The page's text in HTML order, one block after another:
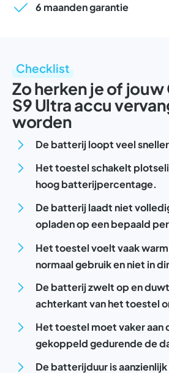
6 maanden garantie
Checklist
Zo herken je of jouw
S9 Ultra accu
worden
De batterij loopt veel
Het toestel schakelt
hoog batterijpercentage.
De batterij laadt niet
opladen op een bepaald
Het toestel voelt vaak
normaal gebruik en niet in
De batterij zwelt op en
achterkant van het toestel
Het toestel moet vaker aan
gekoppeld gedurende de
De batterijduur is